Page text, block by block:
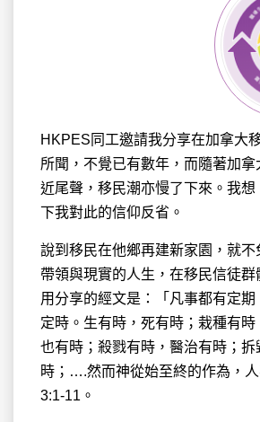
HKPES同工邀請我分享在加拿大
所聞，不覺已有數年，而隨著加
近尾聲，移民潮亦慢了下來。我
下我對此的信仰反省。
說到移民在他鄉再建新家園，就不
帶領與現實的人生，在移民信徒群
用分享的經文是：「凡事都有定期
定時。生有時，死有時；栽種有時
也有時；殺戮有時，醫治有時；拆
時；….然而神從始至終的作為，
3:1-11。